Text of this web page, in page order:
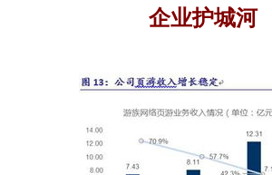
企业护城河